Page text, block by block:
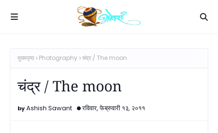
मुख्यपृष्ठ Photography चंद्र / The moon
चंद्र / The moon
Ashish Sawant रविवार, फेब्रुवारी १३, २०११